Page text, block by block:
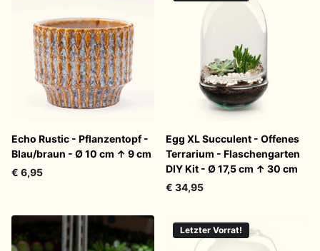
Echo Rustic - Pflanzentopf -
Blau/braun - Ø 10 cm ↑ 9 cm
€ 6,95
Egg XL Succulent - Offenes
Terrarium - Flaschengarten
DIY Kit - Ø 17,5 cm ↑ 30 cm
€ 34,95
Letzter Vorrat!